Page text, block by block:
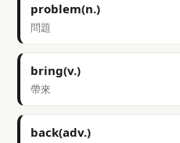
problem(n.)
問題
bring(v.)
帶來
back(adv.)